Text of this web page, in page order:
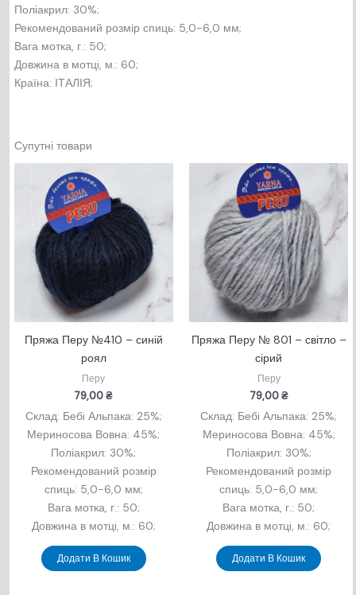
Поліакрил: 30%;
Рекомендований розмір спиць: 5,0-6,0 мм;
Вага мотка, г.: 50;
Довжина в мотцi, м.: 60;
Країна: ІТАЛІЯ;
Супутні товари
Пряжа Перу №410 – синій
роял
Перу
79,00₴
Склад: Бебi Альпака: 25%;
Мериносова Вовна: 45%;
Поліакрил: 30%;
Рекомендований розмір
спиць: 5,0-6,0 мм;
Вага мотка, г.: 50;
Довжина в мотцi, м.: 60;
Додати В Кошик
Пряжа Перу № 801 – світло –
сірий
Перу
79,00₴
Склад: Бебi Альпака: 25%;
Мериносова Вовна: 45%;
Поліакрил: 30%;
Рекомендований розмір
спиць: 5,0-6,0 мм;
Вага мотка, г.: 50;
Довжина в мотцi, м.: 60;
Додати В Кошик